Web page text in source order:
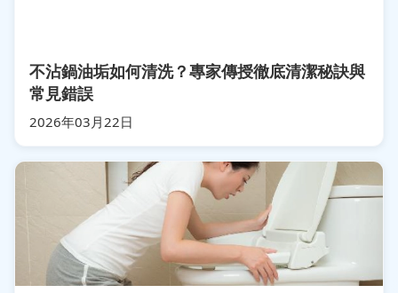
不沾鍋油垢如何清洗？專家傳授徹底清潔秘訣與
常見錯誤
2026年03月22日